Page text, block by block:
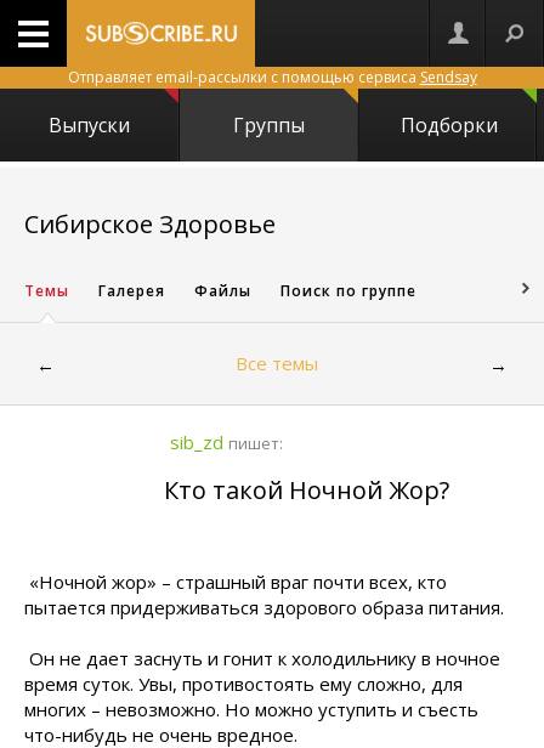
Отправляет email-рассылки с помощью сервиса Sendsay
Выпуски Группы Подборки
Сибирское Здоровье
Темы Галерея Файлы Поиск по группе
← Все темы →
sib_zd пишет:
Кто такой Ночной Жор?
«Ночной жор» – страшный враг почти всех, кто
пытается придерживаться здорового образа питания.
Он не дает заснуть и гонит к холодильнику в ночное
время суток. Увы, противостоять ему сложно, для
многих – невозможно. Но можно уступить и съесть
что-нибудь не очень вредное.